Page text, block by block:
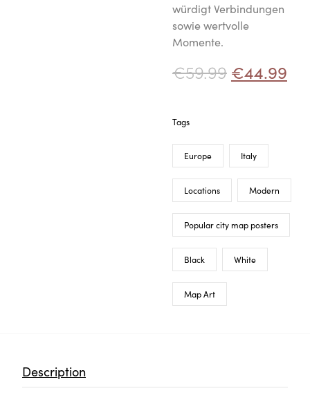
würdigt Verbindungen
sowie wertvolle
Momente.
€59.99 €44.99
Tags
Europe Italy
Locations Modern
Popular city map posters
Black White
Map Art
Description